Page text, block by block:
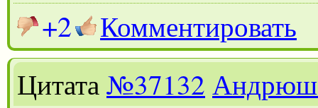
+2
Комментировать
Цитата№37132